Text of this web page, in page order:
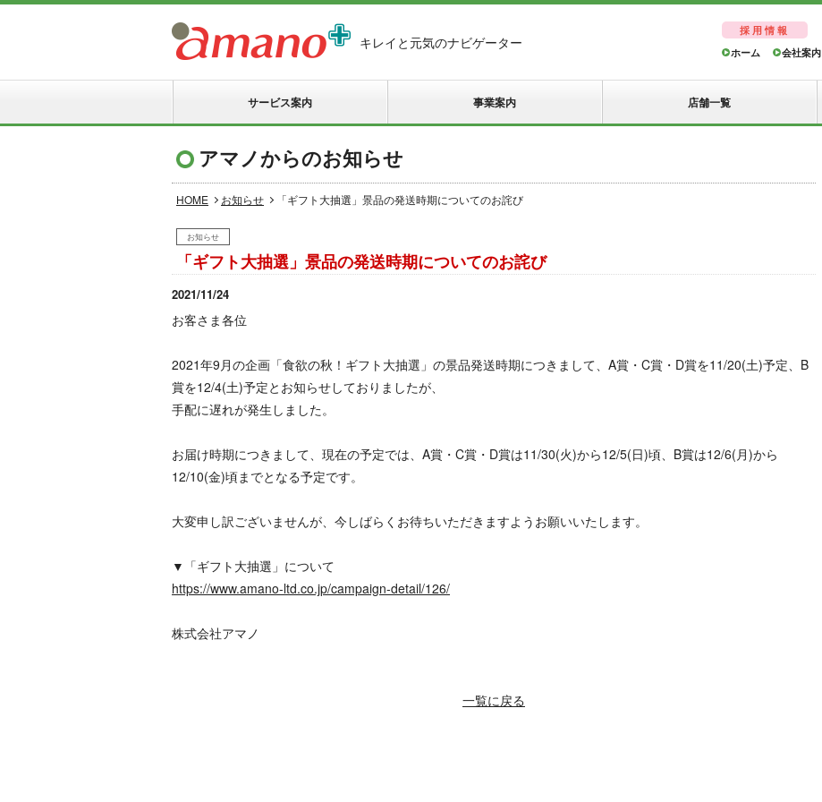
キレイと元気のナビゲーター
採用情報
ホーム
会社案内
サービス案内 事業案内 店舗一覧
アマノからのお知らせ
HOME お知らせ 「ギフト大抽選」景品の発送時期についてのお詫び
お知らせ
「ギフト大抽選」景品の発送時期についてのお詫び
2021/11/24
お客さま各位
2021年9月の企画「食欲の秋！ギフト大抽選」の景品発送時期につきまして、A賞・C賞・D賞を11/20(土)予定、B
賞を12/4(土)予定とお知らせしておりましたが、
手配に遅れが発生しました。
お届け時期につきまして、現在の予定では、A賞・C賞・D賞は11/30(火)から12/5(日)頃、B賞は12/6(月)から
12/10(金)頃までとなる予定です。
大変申し訳ございませんが、今しばらくお待ちいただきますようお願いいたします。
▼「ギフト大抽選」について
https://www.amano-ltd.co.jp/campaign-detail/126/
株式会社アマノ
一覧に戻る